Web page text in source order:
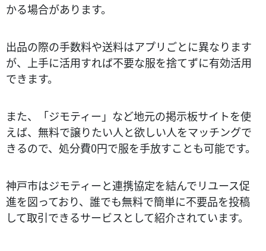
かる場合があります。
出品の際の手数料や送料はアプリごとに異なります
が、上手に活用すれば不要な服を捨てずに有効活用
できます。
また、「ジモティー」など地元の掲示板サイトを使
えば、無料で譲りたい人と欲しい人をマッチングで
きるので、処分費0円で服を手放すことも可能です。
神戸市はジモティーと連携協定を結んでリユース促
進を図っており、誰でも無料で簡単に不要品を投稿
して取引できるサービスとして紹介されています​。